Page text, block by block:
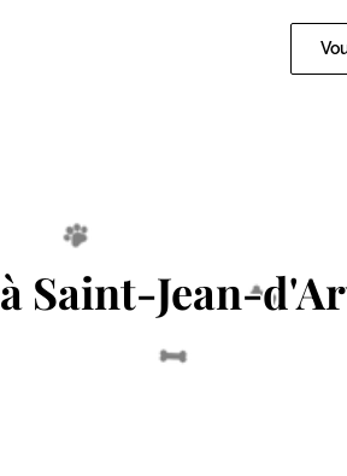
à Saint-Jean-